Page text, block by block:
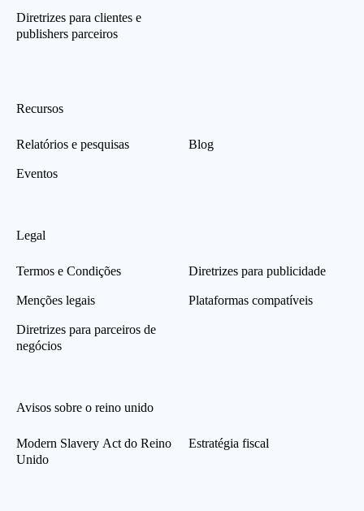
Diretrizes para clientes e
publishers parceiros
Recursos
Relatórios e pesquisas
Eventos
Blog
Legal
Termos e Condições
Menções legais
Diretrizes para parceiros de
negócios
Diretrizes para publicidade
Plataformas compatíveis
Avisos sobre o reino unido
Modern Slavery Act do Reino
Unido
Estratégia fiscal